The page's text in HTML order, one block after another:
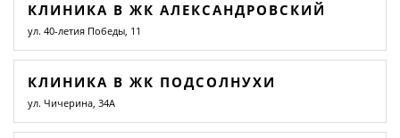
КЛИНИКА В ЖК АЛЕКСАНДРОВСКИЙ
ул. 40-летия Победы, 11
КЛИНИКА В ЖК ПОДСОЛНУХИ
ул. Чичерина, 34А